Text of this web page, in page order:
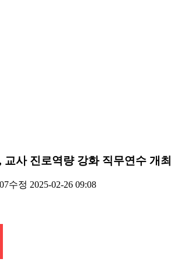
교사 진로역량 강화 직무연수 개최
수정 2025-02-26 09:08